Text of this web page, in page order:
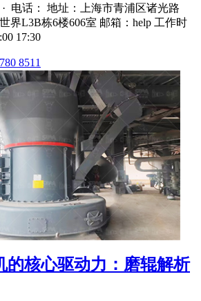
电话： 地址：上海市青浦区诸光路
界L3B栋6楼606室 邮箱：help 工作时
17:30
8511
的核心驱动力：磨辊解析